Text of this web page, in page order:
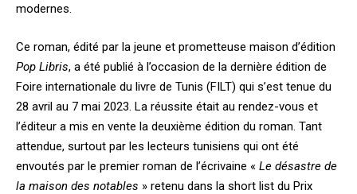
modernes.
Ce roman, édité par la jeune et prometteuse maison d’édition
Pop Libris, a été publié à l’occasion de la dernière édition de
Foire internationale du livre de Tunis (FILT) qui s’est tenue du
28 avril au 7 mai 2023. La réussite était au rendez-vous et
l’éditeur a mis en vente la deuxième édition du roman. Tant
attendue, surtout par les lecteurs tunisiens qui ont été
envoutés par le premier roman de l’écrivaine « Le désastre de
la maison des notables » retenu dans la short list du Prix